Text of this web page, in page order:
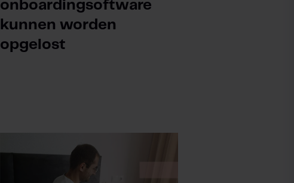
onboardingsoftware
kunnen worden
opgelost